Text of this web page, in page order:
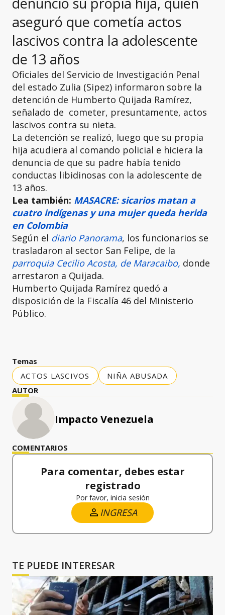
aseguró que cometía actos
lascivos contra la adolescente
de 13 años
Oficiales del Servicio de Investigación Penal
del estado Zulia (Sipez) informaron sobre la
detención de Humberto Quijada Ramírez,
señalado de cometer, presuntamente, actos
lascivos contra su nieta.
La detención se realizó, luego que su propia
hija acudiera al comando policial e hiciera la
denuncia de que su padre había tenido
conductas libidinosas con la adolescente de
13 años.
Lea también: MASACRE: sicarios matan a
cuatro indígenas y una mujer queda herida
en Colombia
Según el diario Panorama, los funcionarios se
trasladaron al sector San Felipe, de la
parroquia Cecilio Acosta, de Maracaibo, donde
arrestaron a Quijada.
Humberto Quijada Ramírez quedó a
disposición de la Fiscalía 46 del Ministerio
Público.
Temas
ACTOS LASCIVOS
NIÑA ABUSADA
AUTOR
Impacto Venezuela
COMENTARIOS
Para comentar, debes estar
registrado
Por favor, inicia sesión
INGRESA
TE PUEDE INTERESAR